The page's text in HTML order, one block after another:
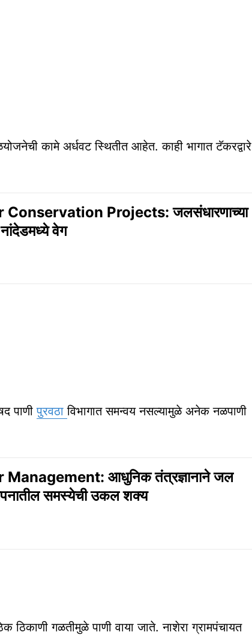
कामे अर्धवट स्थितीत आहेत. काही भागात टॅकरद्वारे
Conservation Projects: जलसंधारणाच्या
नांदेडमध्ये वेग
पाणीपुरवठाविभागात समन्वय नसल्यामुळे अनेक नळपाणी
Management: आधुनिक तंत्रज्ञानाने जल
समस्येची उकल शक्य
गळतीमुळे पाणी वाया जाते. नाशेरा ग्रामपंचायत